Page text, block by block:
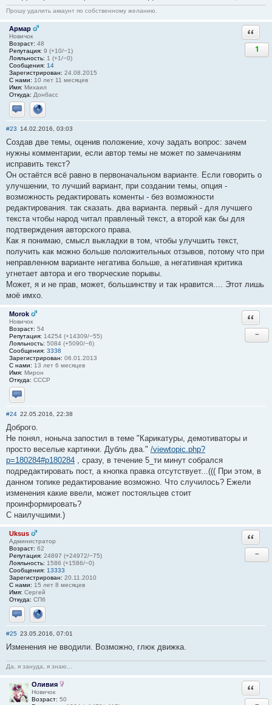
Прошу удалить аккаунт по собственному желанию.
Армар
Новичок
Возраст: 48
Репутация: 9 (+10/−1)
Лояльность: 1 (+1/−0)
Сообщения: 14
Зарегистрирован: 24.08.2015
С нами: 10 лет 11 месяцев
Имя: Михаил
Откуда: Донбасс
Отправить личное сообщение
Сайт
1
#23 14.02.2016, 03:03
Создав две темы, оценив положение, хочу задать вопрос: зачем
нужны комментарии, если автор темы не может по замечаниям
исправить текст?
Он остаётся всё равно в первоначальном варианте. Если говорить о
улучшении, то лучший вариант, при создании темы, опция -
возможность редактировать коменты - без возможности
редактирования. так сказать. два варианта. первый - для лучшего
текста чтобы народ читал правленый текст, а второй как бы для
подтверждения авторского права.
Как я понимаю, смысл выкладки в том, чтобы улучшить текст,
получить как можно больше положительных отзывов, потому что при
неправленном варианте негатива больше, а негативная критика
угнетает автора и его творческие порывы.
Может, я и не прав, может, большинству и так нравится.... Этот лишь
моё имхо.
Morok
Новичок
Возраст: 54
Репутация: 14254 (+14309/−55)
Лояльность: 5084 (+5090/−6)
Сообщения: 3338
Зарегистрирован: 06.01.2013
С нами: 13 лет 6 месяцев
Имя: Мирон
Откуда: СССР
Отправить личное сообщение
−
#24 22.05.2016, 22:38
Доброго.
Не понял, ноныча запостил в теме "Карикатуры, демотиваторы и
просто веселые картинки. Дубль два." /viewtopic.php?
p=180284#p180284 , сразу, в течение 5_ти минут собрался
подредактировать пост, а кнопка правка отсутствует...((( При этом, в
данном топике редактирование возможно. Что случилось? Ежели
изменения какие ввели, может постояльцев стоит
проинформировать?
С наилучшими.)
Uksus
Администратор
Возраст: 62
Репутация: 24897 (+24972/−75)
Лояльность: 1586 (+1586/−0)
Сообщения: 13333
Зарегистрирован: 20.11.2010
С нами: 15 лет 8 месяцев
Имя: Сергей
Откуда: СПб
Отправить личное сообщение
Сайт
−
#25 23.05.2016, 07:01
Изменения не вводили. Возможно, глюк движка.
Да, я зануда, я знаю...
Оливия
Новичок
Возраст: 50